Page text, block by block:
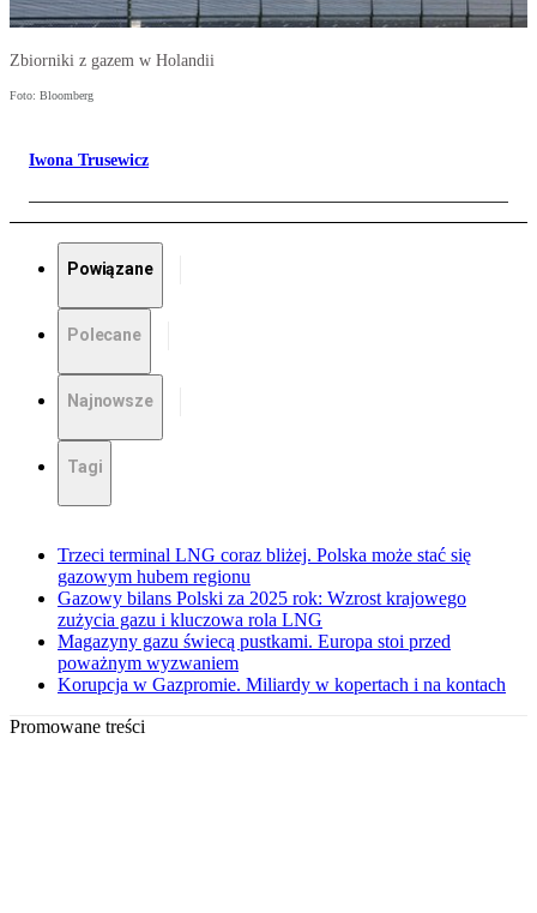
Zbiorniki z gazem w Holandii
Foto: Bloomberg
Iwona Trusewicz
Powiązane
Polecane
Najnowsze
Tagi
Trzeci terminal LNG coraz bliżej. Polska może stać się
gazowym hubem regionu
Gazowy bilans Polski za 2025 rok: Wzrost krajowego
zużycia gazu i kluczowa rola LNG
Magazyny gazu świecą pustkami. Europa stoi przed
poważnym wyzwaniem
Korupcja w Gazpromie. Miliardy w kopertach i na kontach
Promowane treści